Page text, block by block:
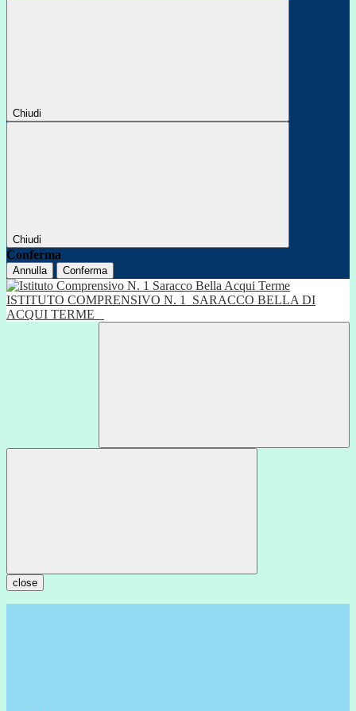
Chiudi
Chiudi
Conferma
Annulla Conferma
ISTITUTO COMPRENSIVO N. 1
SARACCO BELLA DI
ACQUI TERME
close